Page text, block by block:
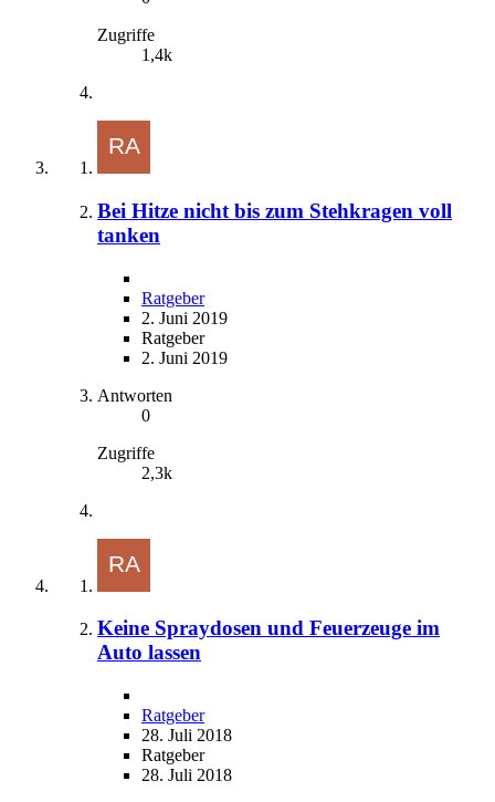
Zugriffe
1,4k
Bei Hitze nicht bis zum Stehkragen voll
tanken
Ratgeber
2. Juni 2019
Ratgeber
2. Juni 2019
Antworten
0
Zugriffe
2,3k
Keine Spraydosen und Feuerzeuge im
Auto lassen
Ratgeber
28. Juli 2018
Ratgeber
28. Juli 2018